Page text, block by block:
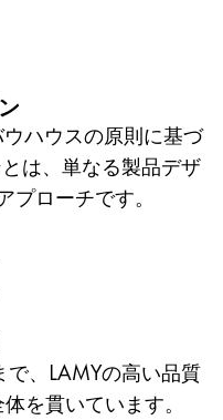
にお気に入りを見
新的なデジタルペン
してだけでなく、タ
を塗ったり、絵を描
してもお使いいただ
す。
よって、あなただけ
す。
ハウスの原則に基づ
は、単なる製品デザ
ローチです。
、LAMYの高い品質
を貫いています。